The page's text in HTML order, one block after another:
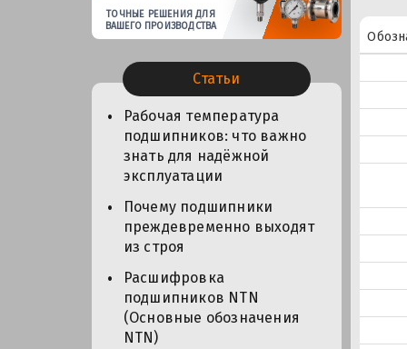
ТОЧНЫЕ РЕШЕНИЯ ДЛЯ
ВАШЕГО ПРОИЗВОДСТВА
Статьи
Рабочая температура
подшипников: что важно
знать для надёжной
эксплуатации
Почему подшипники
преждевременно выходят
из строя
Расшифровка
подшипников NTN
(Основные обозначения
NTN)